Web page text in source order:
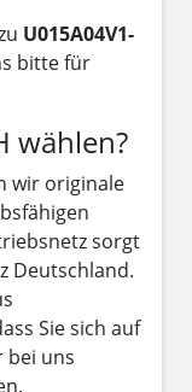
U015A04V1-
bitte für
wählen?
wir originale
sorgt
Deutschland.
Sie sich auf
bei uns